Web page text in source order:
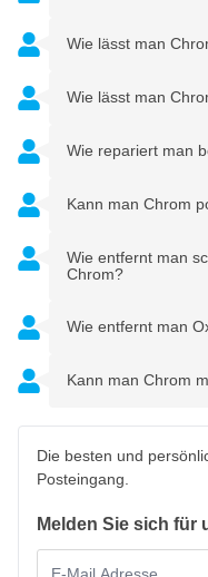
Wie lässt man
Wie lässt man
Wie repariert man
Kann man Chrom
Wie entfernt man
Chrom?
Wie entfernt man
Kann man Chrom
Die besten und
Posteingang.
Melden Sie sich für